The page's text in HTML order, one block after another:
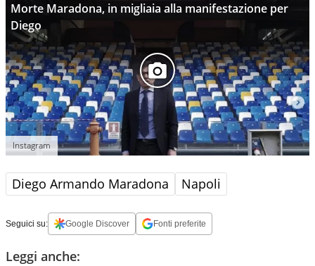
Morte Maradona, in migliaia alla manifestazione per
Diego
Instagram
Diego Armando Maradona Napoli
Seguici su: Google Discover Fonti preferite
Leggi anche: